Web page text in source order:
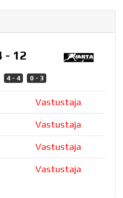
- 12
4 - 4 0 - 3
Vastustaja
Vastustaja
Vastustaja
Vastustaja